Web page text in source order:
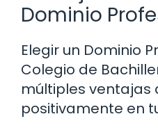
Dominio
Elegir un Dominio
Colegio de
múltiples ventajas
positivamente en